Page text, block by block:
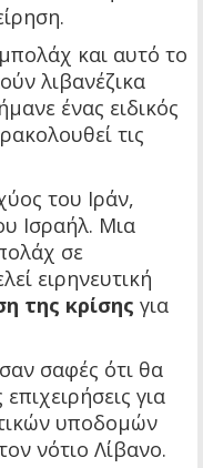
και αυτό το
λιβανέζικα
ένας ειδικός
τις
του Ιράν,
Ισραήλ. Μια
σε
ειρηνευτική
της κρίσης για
σαφές ότι θα
για
υποδομών
νότιο Λίβανο.